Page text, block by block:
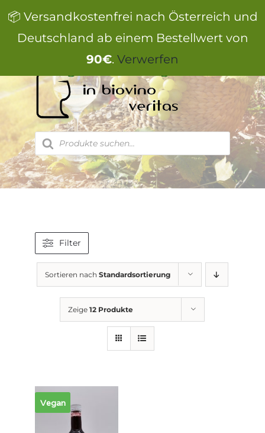
📦 Versandkostenfrei nach Österreich und
Deutschland ab einem Bestellwert von
90€. Verwerfen
Inhalt
springen
Products
search
Filter
Sortieren nach Standardsortierung
Zeige12 Produkte
Vegan